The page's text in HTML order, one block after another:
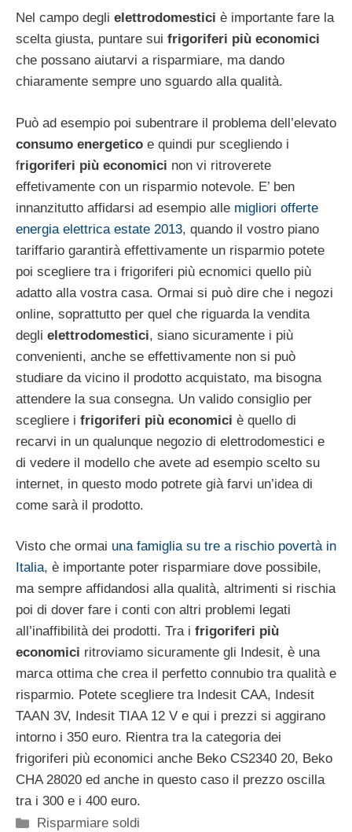
Nel campo degli elettrodomestici è importante fare la
scelta giusta, puntare sui frigoriferi più economici
che possano aiutarvi a risparmiare, ma dando
chiaramente sempre uno sguardo alla qualità.
Può ad esempio poi subentrare il problema dell’elevato
consumo energetico e quindi pur scegliendo i
frigoriferi più economici non vi ritroverete
effetivamente con un risparmio notevole. E’ ben
innanzitutto affidarsi ad esempio alle migliori offerte
energia elettrica estate 2013, quando il vostro piano
tariffario garantirà effettivamente un risparmio potete
poi scegliere tra i frigoriferi più ecnomici quello più
adatto alla vostra casa. Ormai si può dire che i negozi
online, soprattutto per quel che riguarda la vendita
degli elettrodomestici, siano sicuramente i più
convenienti, anche se effettivamente non si può
studiare da vicino il prodotto acquistato, ma bisogna
attendere la sua consegna. Un valido consiglio per
scegliere i frigoriferi più economici è quello di
recarvi in un qualunque negozio di elettrodomestici e
di vedere il modello che avete ad esempio scelto su
internet, in questo modo potrete già farvi un’idea di
come sarà il prodotto.
Visto che ormai una famiglia su tre a rischio povertà in
Italia, è importante poter risparmiare dove possibile,
ma sempre affidandosi alla qualità, altrimenti si rischia
poi di dover fare i conti con altri problemi legati
all’inaffibilità dei prodotti. Tra i frigoriferi più
economici ritroviamo sicuramente gli Indesit, è una
marca ottima che crea il perfetto connubio tra qualità e
risparmio. Potete scegliere tra Indesit CAA, Indesit
TAAN 3V, Indesit TIAA 12 V e qui i prezzi si aggirano
intorno i 350 euro. Rientra tra la categoria dei
frigoriferi più economici anche Beko CS2340 20, Beko
CHA 28020 ed anche in questo caso il prezzo oscilla
tra i 300 e i 400 euro.
Categorie
Risparmiare soldi